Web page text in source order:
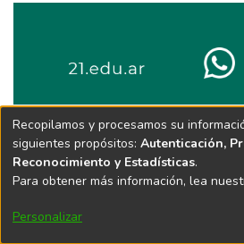
Recopilamos y procesamos su
siguientes propósitos: Autenticación,
Reconocimiento y Estadísticas.
Para obtener más información, lea
Personalizar